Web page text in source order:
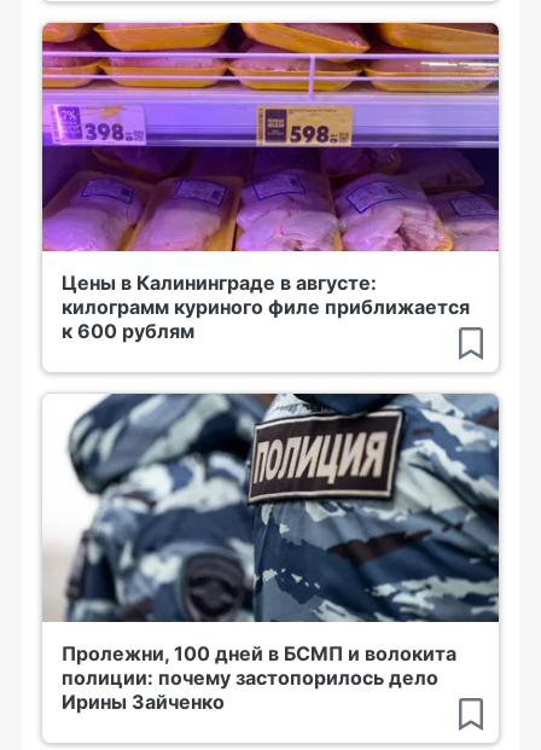
Цены в Калининграде в августе:
килограмм куриного филе приближается
к 600 рублям
Пролежни, 100 дней в БСМП и волокита
полиции: почему застопорилось дело
Ирины Зайченко